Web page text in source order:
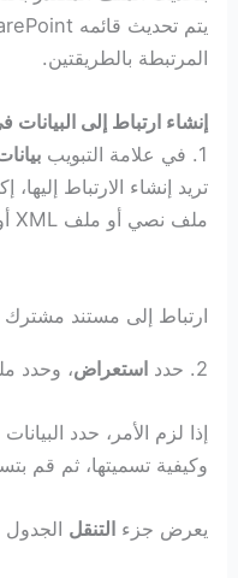
المرتبطة بالطريقتين.
إنشاء ارتباط إلى
1. في علامة التبويب
ملف نصي أو ملف XML أو ملف HTML.
ارتباط إلى مستند مشترك
2. حدد استعراض، وحدد
إذا لزم الأمر، حدد
وكيفية تسميتها، ثم قم
يعرض جزء التنقل الجدول